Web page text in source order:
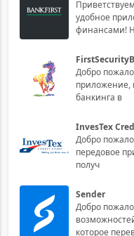
удобное
финансами!
Добро
приложение,
банкинга в
InvesTex
Добро
передовое
получ
Sender
Добро
которое